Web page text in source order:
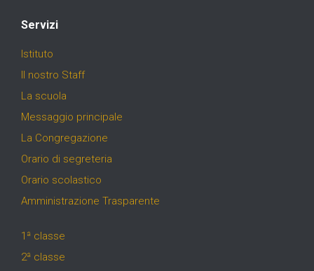
Servizi
Istituto
Il nostro Staff
La scuola
Messaggio principale
La Congregazione
Orario di segreteria
Orario scolastico
Amministrazione Trasparente
1ª classe
2ª classe